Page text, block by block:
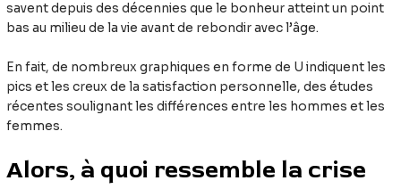
savent depuis des décennies que le bonheur atteint un point
bas au milieu de la vie avant de rebondir avec l’âge.
En fait, de nombreux graphiques en forme de U indiquent les
pics et les creux de la satisfaction personnelle, des études
récentes soulignant les différences entre les hommes et les
femmes.
Alors, à quoi ressemble la crise